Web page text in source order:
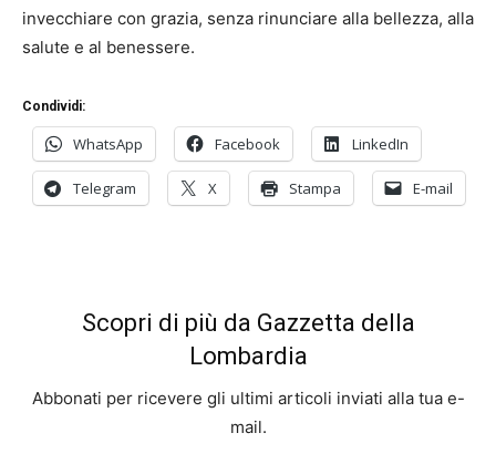
invecchiare con grazia, senza rinunciare alla bellezza, alla
salute e al benessere.
Condividi:
WhatsApp Facebook LinkedIn
Telegram X Stampa E-mail
Scopri di più da Gazzetta della
Lombardia
Abbonati per ricevere gli ultimi articoli inviati alla tua e-
mail.